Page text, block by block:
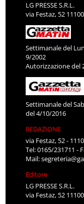
LG PRESSE S.R.L.
via Festaz, 52
Settimanale del
9/2002
Autorizzazione del
Settimanale del
del 4/10/2016
REDAZIONE
via Festaz, 52 -
Tel: 0165/231711 -
Mail:
Editore
LG PRESSE S.R.L.
via Festaz, 52